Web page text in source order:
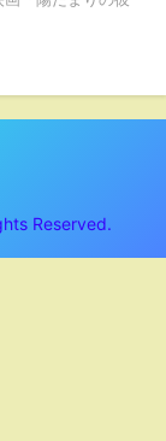
Reserved.